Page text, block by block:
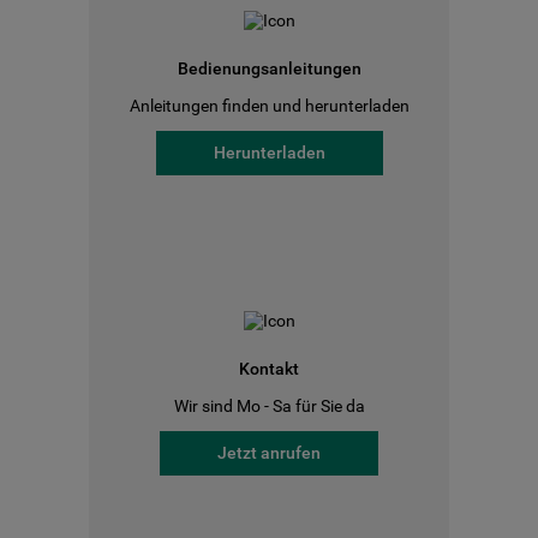
Bedienungsanleitungen
Anleitungen finden und herunterladen
Herunterladen
Kontakt
Wir sind Mo - Sa für Sie da
Jetzt anrufen